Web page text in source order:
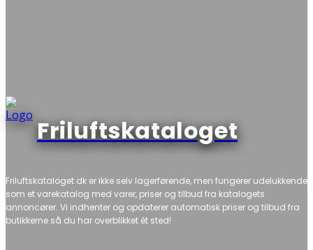
Friluftskataloget
Friluftskataloget.dk er ikke selv lagerførende, men fungerer udelukkende
som et varekatalog med varer, priser og tilbud fra katalogets
annoncører. Vi indhenter og opdaterer automatisk priser og tilbud fra
butikkerne så du har overblikket ét sted!